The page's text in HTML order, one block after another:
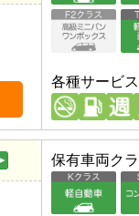
各種サービス
保有車両ク